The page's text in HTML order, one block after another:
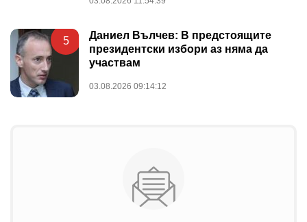
5
Даниел Вълчев: В предстоящите
президентски избори аз няма да
участвам
03.08.2026 09:14:12